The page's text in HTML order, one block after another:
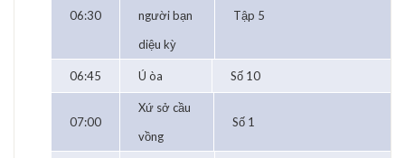
06:30
người bạn
diệu kỳ
Tập 5
06:45 Ú òa Số 10
07:00
Xứ sở cầu
vồng
Số 1